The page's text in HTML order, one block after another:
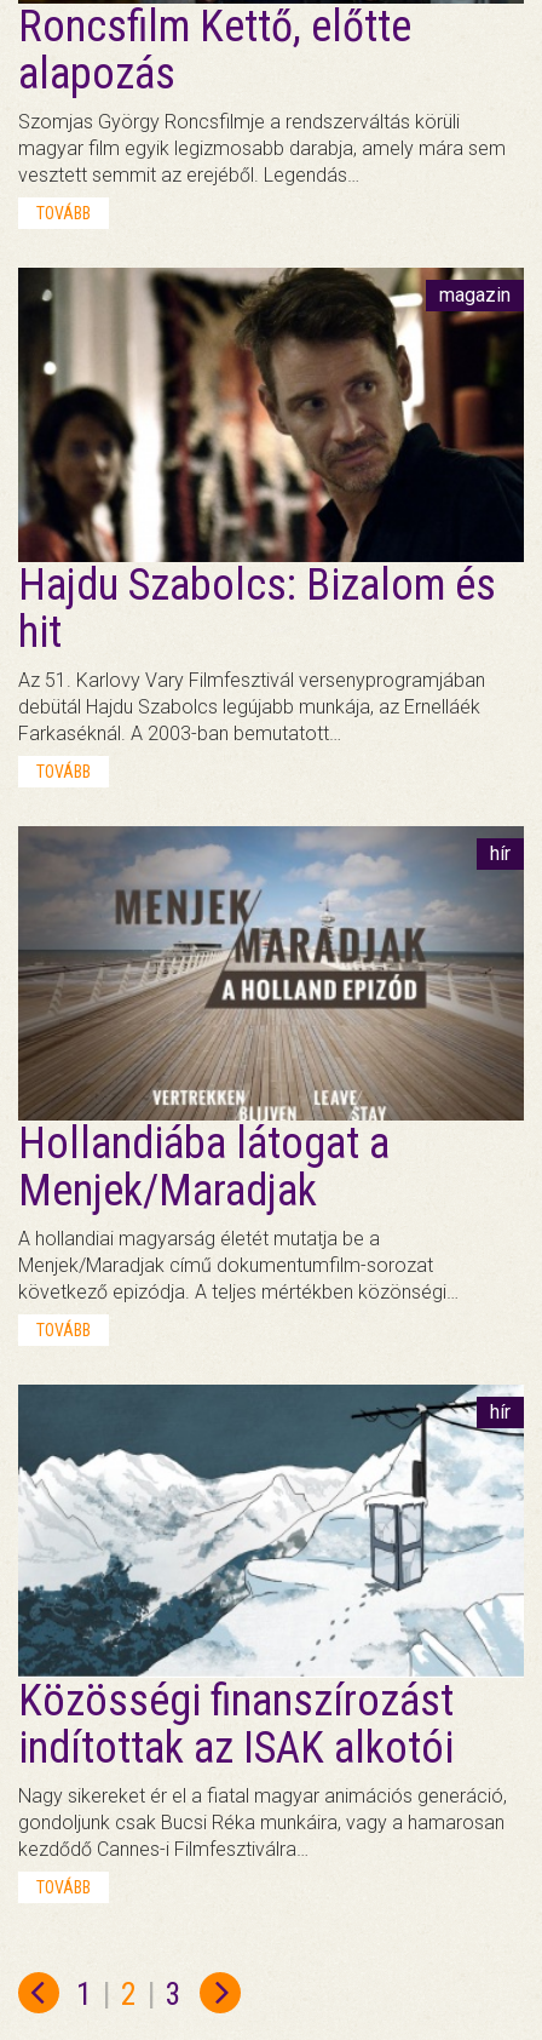
Roncsfilm Kettő, előtte
alapozás
Szomjas György Roncsfilmje a rendszerváltás körüli
magyar film egyik legizmosabb darabja, amely mára sem
vesztett semmit az erejéből. Legendás…
TOVÁBB
magazin
Hajdu Szabolcs: Bizalom és
hit
Az 51. Karlovy Vary Filmfesztivál versenyprogramjában
debütál Hajdu Szabolcs legújabb munkája, az Ernelláék
Farkaséknál. A 2003-ban bemutatott…
TOVÁBB
hír
Hollandiába látogat a
Menjek/Maradjak
A hollandiai magyarság életét mutatja be a
Menjek/Maradjak című dokumentumfilm-sorozat
következő epizódja. A teljes mértékben közönségi…
TOVÁBB
hír
Közösségi finanszírozást
indítottak az ISAK alkotói
Nagy sikereket ér el a fiatal magyar animációs generáció,
gondoljunk csak Bucsi Réka munkáira, vagy a hamarosan
kezdődő Cannes-i Filmfesztiválra…
TOVÁBB
1 | 2 | 3